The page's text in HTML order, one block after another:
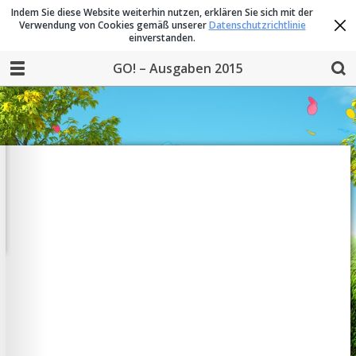
GO! – Ausgaben 2015
Indem Sie diese Website weiterhin nutzen, erklären Sie sich mit der
Verwendung von Cookies gemäß unsererDatenschutzrichtlinie
einverstanden.